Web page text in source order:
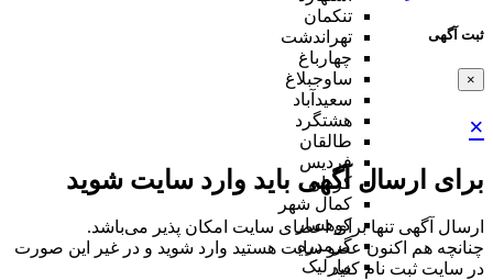
ثبت آگهی
×
×
برای ارسال آگهی باید وارد سایت شوید
ارسال آگهی تنها برای اعضای سایت امکان پذیر می‌باشد.
چنانچه هم‌ اکنون عضو سایت هستید وارد شوید و در غیر این صورت
در سایت ثبت نام کنید
تنکمان
تهراندشت
چهارباغ
ساوجبلاغ
سعیدآباد
هشتگرد
طالقان
فردیس
کردان
کمال شهر
کوهسار
گرمدره
مارلیک